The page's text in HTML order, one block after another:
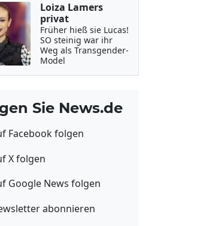
Loiza Lamers
privat
Früher hieß sie Lucas!
SO steinig war ihr
Weg als Transgender-
Model
Sie News.de
Facebook folgen
X folgen
Google News folgen
abonnieren